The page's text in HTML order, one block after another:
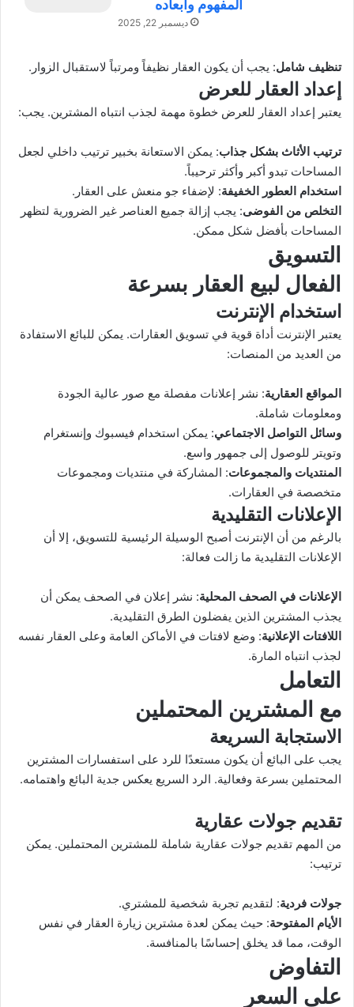
المفهوم وأبعاده
ديسمبر 22, 2025
تنظيف شامل: يجب أن يكون العقار نظيفاً ومرتباً لاستقبال الزوار.
إعداد العقار للعرض
يعتبر إعداد العقار للعرض خطوة مهمة لجذب انتباه المشترين. يجب:
ترتيب الأثاث بشكل جذاب: يمكن الاستعانة بخبير ترتيب داخلي لجعل
المساحات تبدو أكبر وأكثر ترحيباً.
استخدام العطور الخفيفة: لإضفاء جو منعش على العقار.
التخلص من الفوضى: يجب إزالة جميع العناصر غير الضرورية لتظهر
المساحات بأفضل شكل ممكن.
التسويق
الفعال لبيع العقار بسرعة
استخدام الإنترنت
يعتبر الإنترنت أداة قوية في تسويق العقارات. يمكن للبائع الاستفادة
من العديد من المنصات:
المواقع العقارية: نشر إعلانات مفصلة مع صور عالية الجودة
ومعلومات شاملة.
وسائل التواصل الاجتماعي: يمكن استخدام فيسبوك وإنستغرام
وتويتر للوصول إلى جمهور واسع.
المنتديات والمجموعات: المشاركة في منتديات ومجموعات
متخصصة في العقارات.
الإعلانات التقليدية
بالرغم من أن الإنترنت أصبح الوسيلة الرئيسية للتسويق، إلا أن
الإعلانات التقليدية ما زالت فعالة:
الإعلانات في الصحف المحلية: نشر إعلان في الصحف يمكن أن
يجذب المشترين الذين يفضلون الطرق التقليدية.
اللافتات الإعلانية: وضع لافتات في الأماكن العامة وعلى العقار نفسه
لجذب انتباه المارة.
التعامل
مع المشترين المحتملين
الاستجابة السريعة
يجب على البائع أن يكون مستعدًا للرد على استفسارات المشترين
المحتملين بسرعة وفعالية. الرد السريع يعكس جدية البائع واهتمامه.
تقديم جولات عقارية
من المهم تقديم جولات عقارية شاملة للمشترين المحتملين. يمكن
ترتيب:
جولات فردية: لتقديم تجربة شخصية للمشتري.
الأيام المفتوحة: حيث يمكن لعدة مشترين زيارة العقار في نفس
الوقت، مما قد يخلق إحساسًا بالمنافسة.
التفاوض
على السعر